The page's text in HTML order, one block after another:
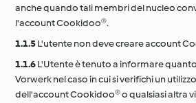
anche quando tali membri del nucleo
l'account Cookidoo®.
1.1.5L'utente non deve creare account
1.1.6L'Utente è tenuto a informare
Vorwerk nel caso in cui si verifichi un
dell'account Cookidoo® o qualsiasi altra